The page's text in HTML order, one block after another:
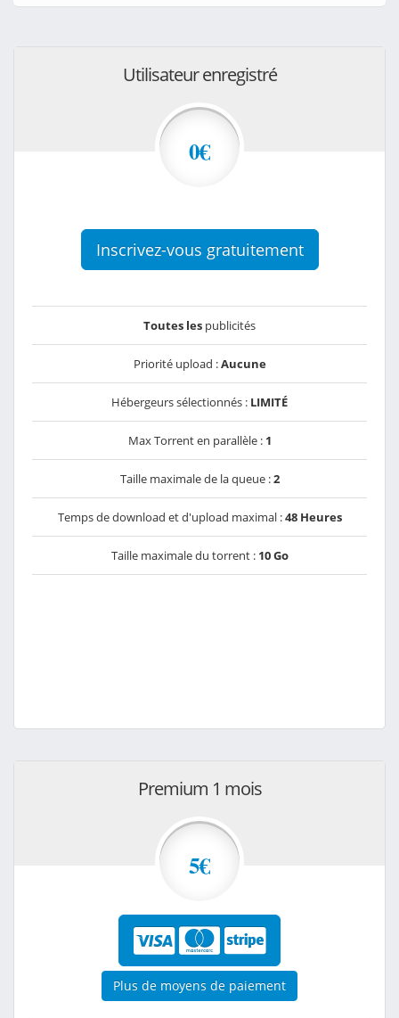
Utilisateur enregistré
0€
Inscrivez-vous gratuitement
Toutes les publicités
Priorité upload :Aucune
Hébergeurs sélectionnés : LIMITÉ
Max Torrent en parallèle : 1
Taille maximale de la queue :2
Temps de download et d'upload maximal :48 Heures
Taille maximale du torrent : 10 Go
Premium 1 mois
5€
Plus de moyens de paiement